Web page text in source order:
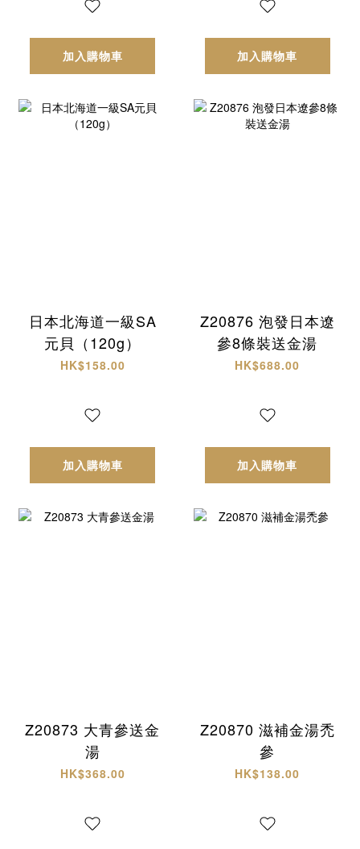
加入購物車 加入購物車
日本北海道一級SA
元貝（120g）
HK$158.00
加入購物車
Z20876 泡發日本遼
參8條裝送金湯
HK$688.00
加入購物車
Z20873 大青參送金
湯
HK$368.00
Z20870 滋補金湯禿
參
HK$138.00